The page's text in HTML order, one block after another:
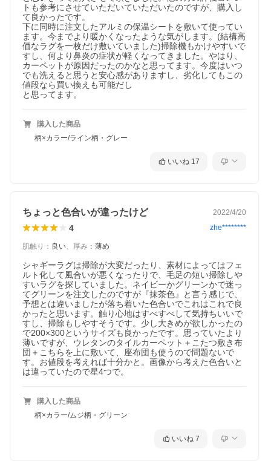
トも参考にさせていただいていただいたのですが、購入し
て良かったです。
下に同時に注文したアルミの保温シートを敷いて使ってい
ます。今までより暖かくなったような気がします。(結構高
価なラグを一枚だけ敷いていました)掃除機もかけやすいで
すし、何より鼻炎の症状が軽くなってきました。やはり、
カーペットが原因だったのかなと思ってます。今度はいつ
でも洗えると思うと安心感がありますし、劣化してもこの
値段なら買い換えも可能だし
と思ってます。
購入した商品
柄×カラー/ライン柄・グレー
いいね 17
ちょっと色合いが違ったけど 2022/4/20
4 zhe********
肌触り ： 良い、 厚み ： 薄め
シャギーラグは掃除が大変だったり、素材によってはフェ
ルト化して風合いが悪くなったりで、毛足の短い掃除しや
すいラグを探していました。ネイビーかグリーンかで迷っ
てグリーンを注文したのですが『抹茶色』と言う感じで、
予想とは違いましたが落ち着いた色合いでこれはこれで良
かったと思います。触り心地はすべすべして気持ちいいで
すし、掃除もしやすそうです。少し大きめが欲しかったの
で200×300というサイズも良かったです。思っていたより
薄いですが、ウレタンのタイルカーペット＋こたつ敷き布
団＋こちらを上に敷いて、座布団も使うので問題ないで
す。お値段を考えれば十分かと。画像から考えた色合いと
は違っていたので星4つで。
購入した商品
柄×カラー/ムジ柄・グリーン
いいね 7